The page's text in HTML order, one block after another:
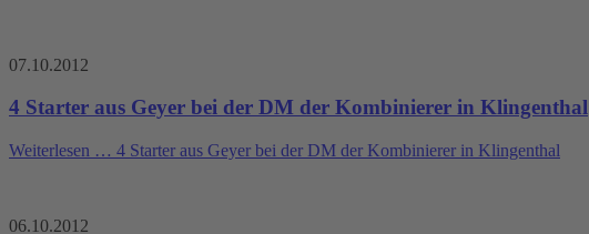
07.10.2012
4 Starter aus Geyer bei der DM der Kombinierer in Klingenthal
Weiterlesen … 4 Starter aus Geyer bei der DM der Kombinierer in Klingenthal
06.10.2012